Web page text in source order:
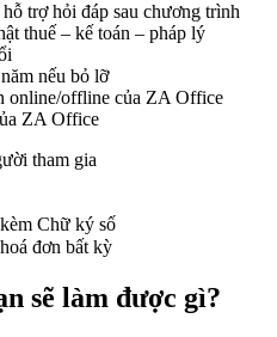
trợ hỏi đáp sau chương trình
thuế – kế toán – pháp lý
nếu bỏ lỡ
online/offline của ZA Office
ZA Office
tham gia
Chữ ký số
đơn bất kỳ
sẽ làm được gì?